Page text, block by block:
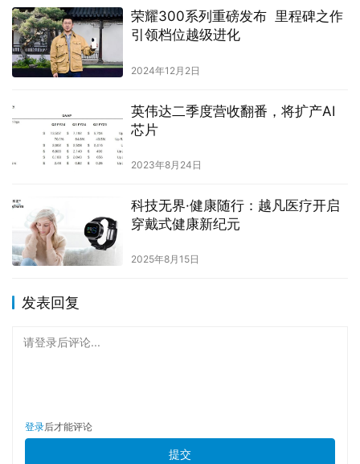
荣耀300系列重磅发布 里程碑之作
引领档位越级进化
2024年12月2日
英伟达二季度营收翻番，将扩产AI
芯片
2023年8月24日
科技无界·健康随行：越凡医疗开启
穿戴式健康新纪元
2025年8月15日
发表回复
请登录后评论...
登录后才能评论
提交